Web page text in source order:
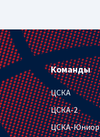
Команды
ЦСКА
ЦСКА-2
ЦСКА-Юниор